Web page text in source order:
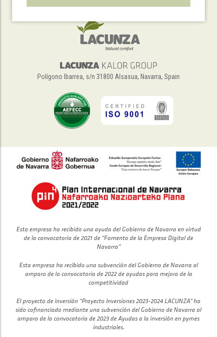
Polígono Ibarrea, s/n 31800 Alsasua, Navarra, Spain
Esta empresa ha recibido una ayuda del Gobierno de Navarra en virtud
de la convocatoria de 2021 de “Fomento de la Empresa Digital de
Navarra”
Esta empresa ha recibido una subvención del Gobierno de Navarra al
amparo de la convocatoria de 2022 de ayudas para mejora de la
competitividad
El proyecto de inversión “Proyecto Inversiones 2023-2024 LACUNZA” ha
sido cofinanciado mediante una subvención del Gobierno de Navarra al
amparo de la convocatoria de 2023 de Ayudas a la inversión en pymes
industriales.